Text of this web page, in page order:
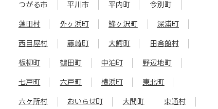
つがる市 平川市 平内町 今別町
蓬田村 外ヶ浜町 鰺ヶ沢町 深浦町
西目屋村 藤崎町 大鰐町 田舎館村
板柳町 鶴田町 中泊町 野辺地町
七戸町 六戸町 横浜町 東北町
六ヶ所村 おいらせ町 大間町 東通村